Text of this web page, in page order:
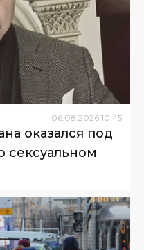
06.08.2026 10:45
оказался под
сексуальном